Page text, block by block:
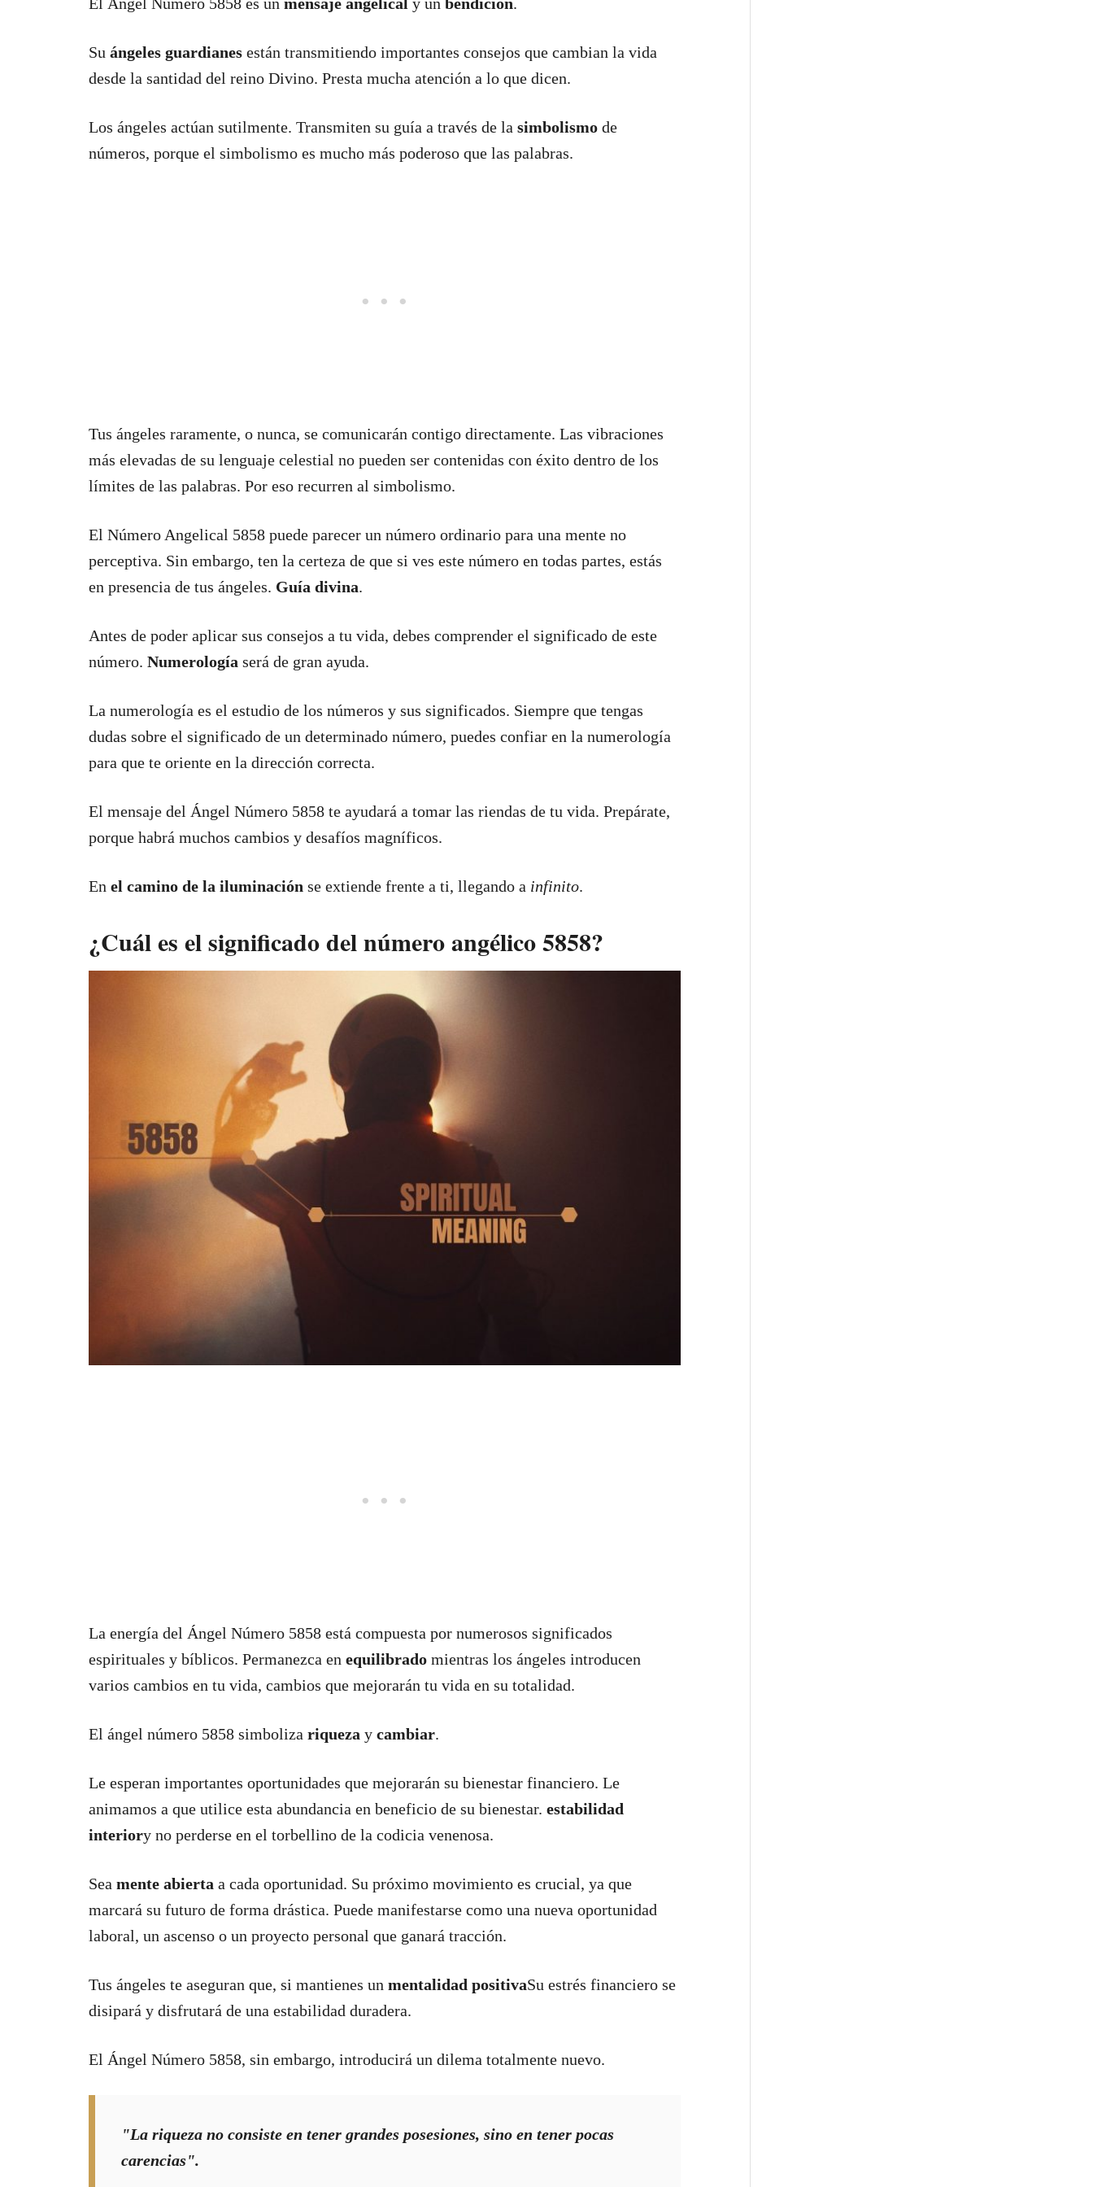
Su ángeles guardianes están transmitiendo importantes consejos que cambian la vida
desde la santidad del reino Divino. Presta mucha atención a lo que dicen.
Los ángeles actúan sutilmente. Transmiten su guía a través de la simbolismo de
números, porque el simbolismo es mucho más poderoso que las palabras.
Tus ángeles raramente, o nunca, se comunicarán contigo directamente. Las vibraciones
más elevadas de su lenguaje celestial no pueden ser contenidas con éxito dentro de los
límites de las palabras. Por eso recurren al simbolismo.
El Número Angelical 5858 puede parecer un número ordinario para una mente no
perceptiva. Sin embargo, ten la certeza de que si ves este número en todas partes, estás
en presencia de tus ángeles. Guía divina.
Antes de poder aplicar sus consejos a tu vida, debes comprender el significado de este
número. Numerología será de gran ayuda.
La numerología es el estudio de los números y sus significados. Siempre que tengas
dudas sobre el significado de un determinado número, puedes confiar en la numerología
para que te oriente en la dirección correcta.
El mensaje del Ángel Número 5858 te ayudará a tomar las riendas de tu vida. Prepárate,
porque habrá muchos cambios y desafíos magníficos.
En el camino de la iluminación se extiende frente a ti, llegando a infinito.
¿Cuál es el significado del número angélico 5858?
La energía del Ángel Número 5858 está compuesta por numerosos significados
espirituales y bíblicos. Permanezca en equilibrado mientras los ángeles introducen
varios cambios en tu vida, cambios que mejorarán tu vida en su totalidad.
El ángel número 5858 simboliza riqueza y cambiar.
Le esperan importantes oportunidades que mejorarán su bienestar financiero. Le
animamos a que utilice esta abundancia en beneficio de su bienestar. estabilidad
interiory no perderse en el torbellino de la codicia venenosa.
Sea mente abierta a cada oportunidad. Su próximo movimiento es crucial, ya que
marcará su futuro de forma drástica. Puede manifestarse como una nueva oportunidad
laboral, un ascenso o un proyecto personal que ganará tracción.
Tus ángeles te aseguran que, si mantienes un mentalidad positivaSu estrés financiero se
disipará y disfrutará de una estabilidad duradera.
El Ángel Número 5858, sin embargo, introducirá un dilema totalmente nuevo.
"La riqueza no consiste en tener grandes posesiones, sino en tener pocas
carencias".